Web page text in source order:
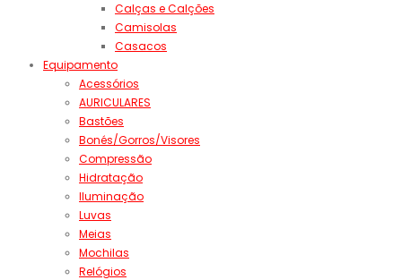
Calças e Calções
Camisolas
Casacos
Equipamento
Acessórios
AURICULARES
Bastões
Bonés/Gorros/Visores
Compressão
Hidratação
Iluminação
Luvas
Meias
Mochilas
Relógios